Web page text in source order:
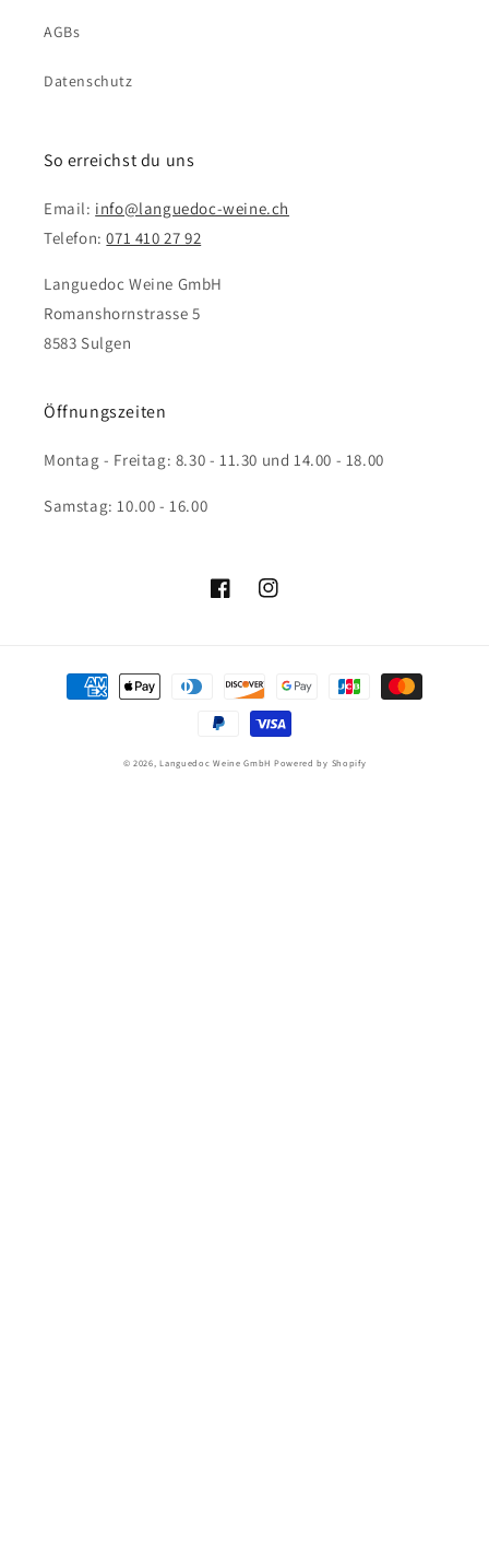
AGBs
Datenschutz
So erreichst du uns
Email: info@languedoc-weine.ch
Telefon:071 410 27 92
Languedoc Weine GmbH
Romanshornstrasse 5
8583 Sulgen
Öffnungszeiten
Montag - Freitag: 8.30 - 11.30 und 14.00 - 18.00
Samstag: 10.00 - 16.00
FacebookInstagram
Zahlungsmethoden
© 2026,Languedoc Weine GmbH Powered by Shopify